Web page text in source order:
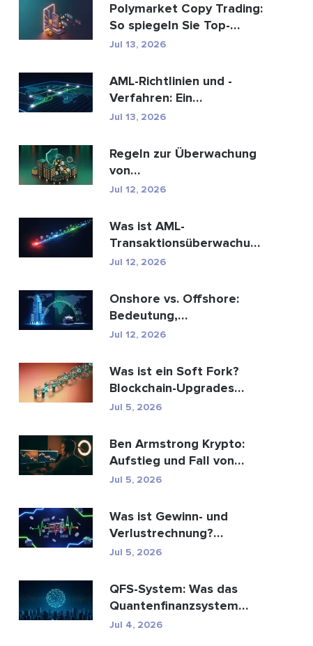
Polymarket Copy Trading:
So spiegeln Sie Top-
Wallets sicher
Jul 13, 2026
AML-Richtlinien und -
Verfahren: Ein
vollständiger Leitfaden
Jul 13, 2026
Regeln zur Überwachung
von
Geldwäschetransaktionen:
Jul 12, 2026
Was ist AML-
Transaktionsüberwachung
und wie funktioniert sie?
Jul 12, 2026
Onshore vs. Offshore:
Bedeutung,
Schlüsselunterschiede
Jul 12, 2026
Was ist ein Soft Fork?
Blockchain-Upgrades
erklärt
Jul 5, 2026
Ben Armstrong Krypto:
Aufstieg und Fall von
BitBoy
Jul 5, 2026
Was ist Gewinn- und
Verlustrechnung?
Bedeutung, Formel und
Jul 5, 2026
QFS-System: Was das
Quantenfinanzsystem
wirklich ist (2026)
Jul 4, 2026